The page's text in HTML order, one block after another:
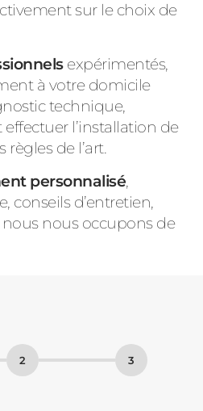
sur le choix de
expérimentés,
à votre domicile
technique,
l’installation de
règles de l’art.
personnalisé,
conseils d’entretien,
nous nous occupons de